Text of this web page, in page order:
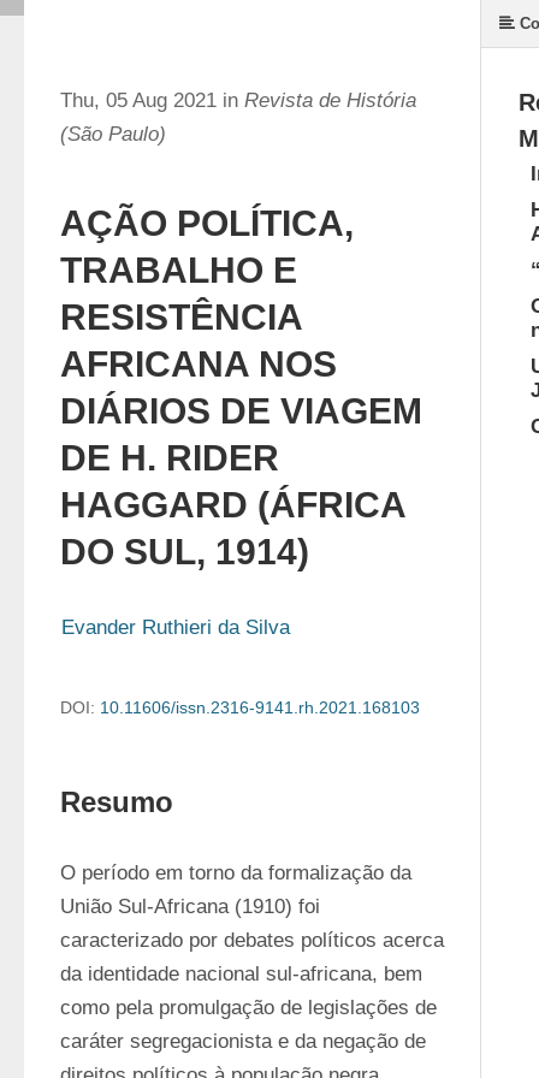
Thu, 05 Aug 2021 in Revista de História
(São Paulo)
AÇÃO POLÍTICA,
TRABALHO E
RESISTÊNCIA
AFRICANA NOS
DIÁRIOS DE VIAGEM
DE H. RIDER
HAGGARD (ÁFRICA
DO SUL, 1914)
Evander Ruthieri da Silva
DOI: 10.11606/issn.2316-9141.rh.2021.168103
Resumo
O período em torno da formalização da
União Sul-Africana (1910) foi
caracterizado por debates políticos acerca
da identidade nacional sul-africana, bem
como pela promulgação de legislações de
caráter segregacionista e da negação de